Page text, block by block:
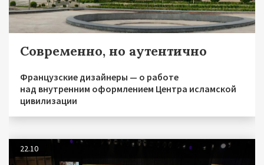
Современно, но аутентично
Французские дизайнеры — о работе
над внутренним оформлением Центра исламской
цивилизации
22.10